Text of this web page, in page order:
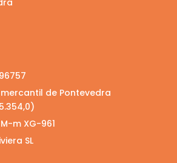
de Pontevedra
m XG-961
SL